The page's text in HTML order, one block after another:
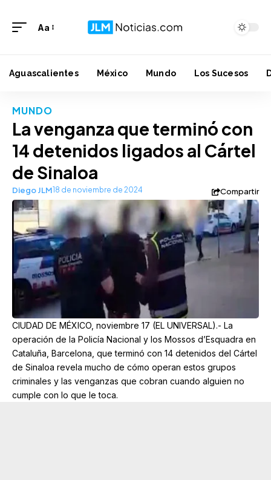
Aa
Aguascalientes México Mundo Los Sucesos
MUNDO
La venganza que terminó con
14 detenidos ligados al Cártel
de Sinaloa
Diego JLM18 de noviembre de 2024 Compartir
CIUDAD DE MÉXICO, noviembre 17 (EL UNIVERSAL).- La
operación de la Policía Nacional y los Mossos d’Esquadra en
Cataluña, Barcelona, que terminó con 14 detenidos del Cártel
de Sinaloa revela mucho de cómo operan estos grupos
criminales y las venganzas que cobran cuando alguien no
cumple con lo que le toca.